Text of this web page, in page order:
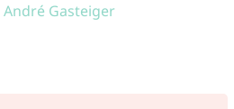
André Gasteiger